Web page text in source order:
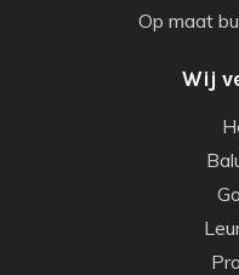
Op maat
Wij